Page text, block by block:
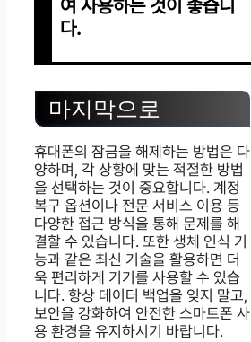
여 사용하는 것이 좋습니
다.
마지막으로
휴대폰의 잠금을 해제하는 방법은 다
양하며, 각 상황에 맞는 적절한 방법
을 선택하는 것이 중요합니다. 계정
복구 옵션이나 전문 서비스 이용 등
다양한 접근 방식을 통해 문제를 해
결할 수 있습니다. 또한 생체 인식 기
능과 같은 최신 기술을 활용하면 더
욱 편리하게 기기를 사용할 수 있습
니다. 항상 데이터 백업을 잊지 말고,
보안을 강화하여 안전한 스마트폰 사
용 환경을 유지하시기 바랍니다.